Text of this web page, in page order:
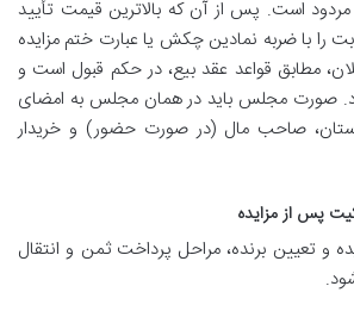
است. پس از آن که بالاترین قیمت تأیید
را با ضربه نمادین چکش یا عبارت ختم مزایده
مطابق قواعد عقد بیع، در حکم قبول است و
صورت مجلس باید در همان مجلس به امضای
صاحب مال (در صورت حضور) و خریدار
پس از مزایده
و تعیین برنده، مراحل پرداخت ثمن و انتقال